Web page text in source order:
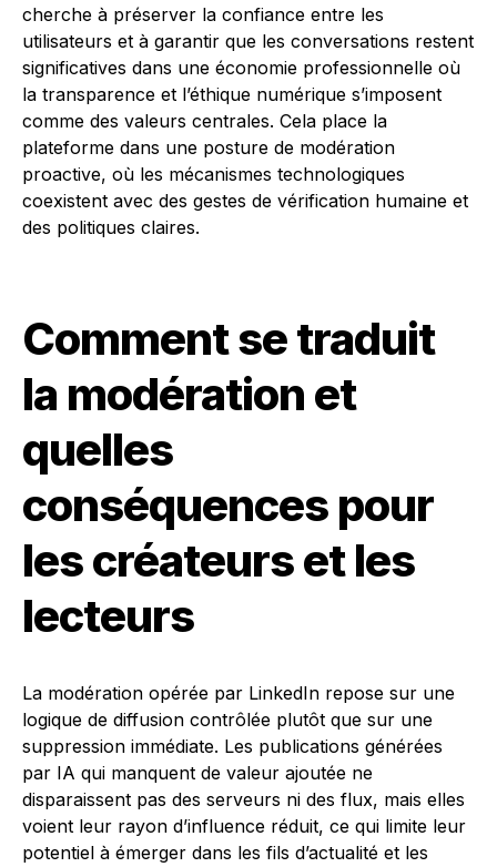
cherche à préserver la confiance entre les
utilisateurs et à garantir que les conversations restent
significatives dans une économie professionnelle où
la transparence et l’éthique numérique s’imposent
comme des valeurs centrales. Cela place la
plateforme dans une posture de modération
proactive, où les mécanismes technologiques
coexistent avec des gestes de vérification humaine et
des politiques claires.
Comment se traduit
la modération et
quelles
conséquences pour
les créateurs et les
lecteurs
La modération opérée par LinkedIn repose sur une
logique de diffusion contrôlée plutôt que sur une
suppression immédiate. Les publications générées
par IA qui manquent de valeur ajoutée ne
disparaissent pas des serveurs ni des flux, mais elles
voient leur rayon d’influence réduit, ce qui limite leur
potentiel à émerger dans les fils d’actualité et les